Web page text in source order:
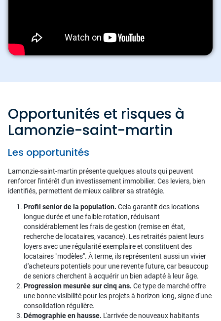
Opportunités et risques à
Lamonzie-saint-martin
Les opportunités
Lamonzie-saint-martin présente quelques atouts qui peuvent
renforcer l'intérêt d'un investissement immobilier. Ces leviers, bien
identifiés, permettent de mieux calibrer sa stratégie.
Profil senior de la population. Cela garantit des locations
longue durée et une faible rotation, réduisant
considérablement les frais de gestion (remise en état,
recherche de locataires, vacance). Les retraités paient leurs
loyers avec une régularité exemplaire et constituent des
locataires "modèles". À terme, ils représentent aussi un vivier
d'acheteurs potentiels pour une revente future, car beaucoup
de seniors cherchent à acquérir un bien adapté à leur âge.
Progression mesurée sur cinq ans. Ce type de marché offre
une bonne visibilité pour les projets à horizon long, signe d'une
consolidation régulière.
Démographie en hausse. L'arrivée de nouveaux habitants